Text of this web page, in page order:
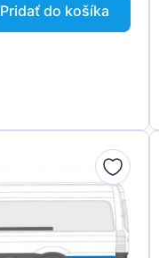
Pridať do košíka